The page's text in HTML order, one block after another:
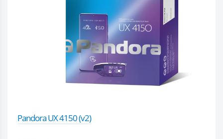
Pandora UX 4150 (v2)